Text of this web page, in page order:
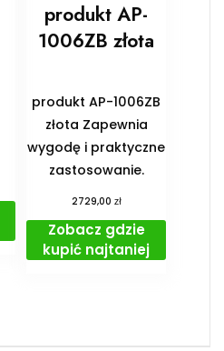
produkt AP-
1006ZB złota
produkt AP-1006ZB
złota Zapewnia
wygodę i praktyczne
zastosowanie.
2729,00 zł
Zobacz gdzie
kupić najtaniej